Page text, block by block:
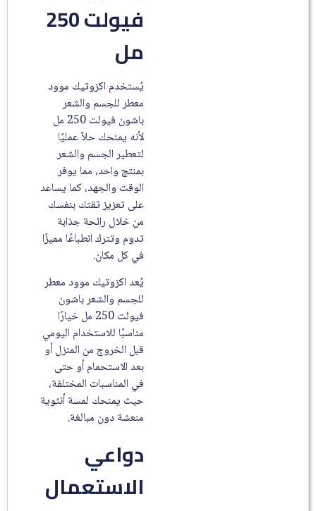
فيولت 250
مل
يُستخدم اكزوتيك موود
معطر للجسم والشعر
باشون فيولت 250 مل
لأنه يمنحك حلاً عمليًا
لتعطير الجسم والشعر
بمنتج واحد، مما يوفر
الوقت والجهد، كما يساعد
على تعزيز ثقتك بنفسك
من خلال رائحة جذابة
تدوم وتترك انطباعًا مميزًا
في كل مكان.
يُعد اكزوتيك موود معطر
للجسم والشعر باشون
فيولت 250 مل خيارًا
مناسبًا للاستخدام اليومي
قبل الخروج من المنزل أو
بعد الاستحمام أو حتى
في المناسبات المختلفة،
حيث يمنحك لمسة أنثوية
منعشة دون مبالغة.
دواعي
الاستعمال